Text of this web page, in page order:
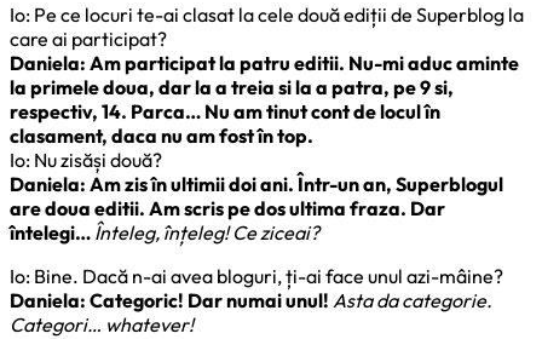
Io: Pe ce locuri te-ai clasat la cele două ediții de Superblog la
care ai participat?
Daniela: Am participat la patru editii. Nu-mi aduc aminte
la primele doua, dar la a treia si la a patra, pe 9 si,
respectiv, 14. Parca… Nu am tinut cont de locul în
clasament, daca nu am fost în top.
Io: Nu zisăși două?
Daniela: Am zis în ultimii doi ani. Într-un an, Superblogul
are doua editii. Am scris pe dos ultima fraza. Dar
întelegi… Înteleg, înțeleg! Ce ziceai?
Io: Bine. Dacă n-ai avea bloguri, ți-ai face unul azi-mâine?
Daniela: Categoric! Dar numai unul! Asta da categorie.
Categori… whatever!